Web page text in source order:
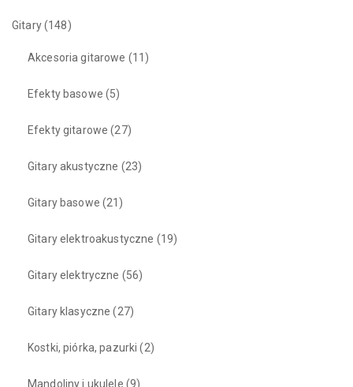
Gitary(148)
Akcesoria gitarowe (11)
Efekty basowe (5)
Efekty gitarowe (27)
Gitary akustyczne (23)
Gitary basowe (21)
Gitary elektroakustyczne (19)
Gitary elektryczne (56)
Gitary klasyczne (27)
Kostki, piórka, pazurki (2)
Mandoliny i ukulele (9)